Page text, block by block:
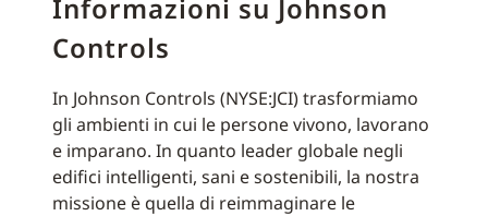
Informazioni su Johnson
Controls
In Johnson Controls (NYSE:JCI) trasformiamo
gli ambienti in cui le persone vivono, lavorano
e imparano. In quanto leader globale negli
edifici intelligenti, sani e sostenibili, la nostra
missione è quella di reimmaginare le